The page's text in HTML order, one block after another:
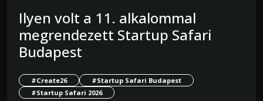
Ilyen volt a 11. alkalommal
megrendezett Startup Safari
Budapest
#Create26
#Startup Safari Budapest
#Startup Safari 2026